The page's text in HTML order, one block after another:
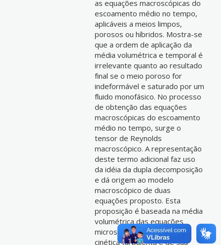
as equações macroscópicas do
escoamento médio no tempo,
aplicáveis a meios limpos,
porosos ou híbridos. Mostra-se
que a ordem de aplicação da
média volumétrica e temporal é
irrelevante quanto ao resultado
final se o meio poroso for
indeformável e saturado por um
fluido monofásico. No processo
de obtenção das equações
macroscópicas do escoamento
médio no tempo, surge o
tensor de Reynolds
macroscópico. A representação
deste termo adicional faz uso
da idéia da dupla decomposição
e dá origem ao modelo
macroscópico de duas
equações proposto. Esta
proposição é baseada na média
volumétrica das equações
microscópicas da energia
cinética turbulenta e de sua